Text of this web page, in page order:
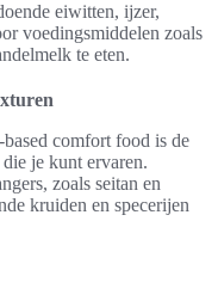
eiwitten, ijzer,
voedingsmiddelen zoals
te eten.
comfort food is de
je kunt ervaren.
zoals seitan en
kruiden en specerijen